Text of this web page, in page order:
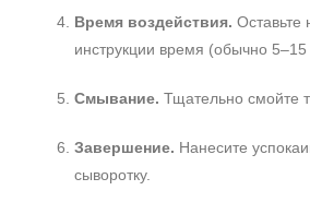
Время воздействия. Оставьте
инструкции время (обычно 5–15
Смывание. Тщательно смойте
Завершение. Нанесите
сыворотку.